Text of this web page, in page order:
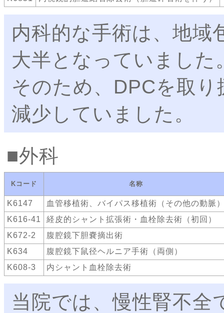
内科的な手術は、地域
大半となっていました
そのため、DPCを取
減少していました。
外科
Kコード 名称
K6147
血管移植術、バイパス移植術（その他の動脈
K616-41
経皮的シャント拡張術・血栓除去術（初回）
K672-2
腹腔鏡下胆嚢摘出術
K634
腹腔鏡下鼠径ヘルニア手術（両側）
K608-3
内シャント血栓除去術
当院では、慢性腎不全